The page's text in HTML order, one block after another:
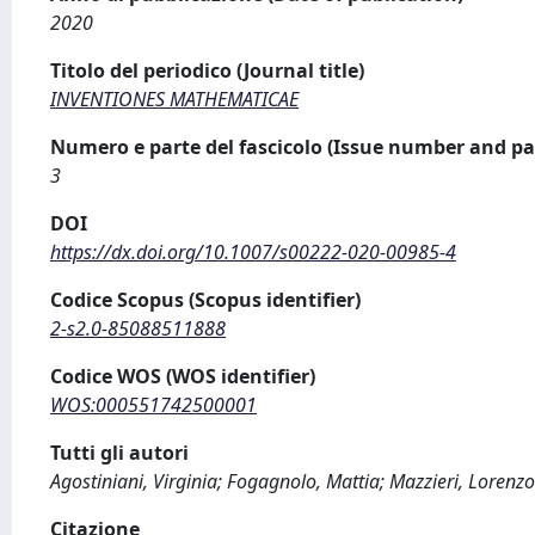
2020
Titolo del periodico (Journal title)
INVENTIONES MATHEMATICAE
Numero e parte del fascicolo (Issue number and
3
DOI
https://dx.doi.org/10.1007/s00222-020-00985-4
Codice Scopus (Scopus identifier)
2-s2.0-85088511888
Codice WOS (WOS identifier)
WOS:000551742500001
Tutti gli autori
Agostiniani, Virginia; Fogagnolo, Mattia; Mazzieri, Lorenzo
Citazione